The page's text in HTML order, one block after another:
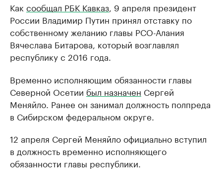
Как сообщал РБК Кавказ , 9 апреля президент
России Владимир Путин принял отставку по
собственному желанию главы РСО-Алания
Вячеслава Битарова, который возглавлял
республику с 2016 года.
Временно исполняющим обязанности главы
Северной Осетии был назначен Сергей
Меняйло. Ранее он занимал должность полпреда
в Сибирском федеральном округе.
12 апреля Сергей Меняйло официально вступил
в должность временно исполняющего
обязанности главы республики.